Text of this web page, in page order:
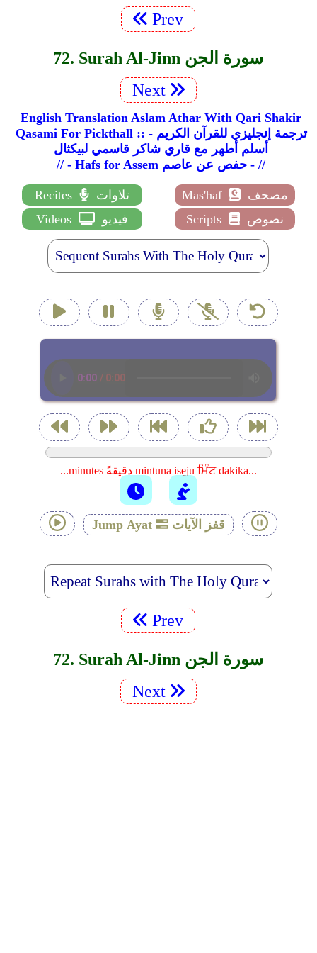
Prev
72. Surah Al-Jinn سورة الجن
Next
English Translation Aslam Athar With Qari Shakir
Qasami For Pickthall :: ترجمة إنجليزي للقرآن الكريم -
أسلم أطهر مع قاري شاكر قاسمي لبيكثال
// - Hafs for Assem حفص عن عاصم - //
Recites تلاوات Mas'haf
مصحف
Videos
فيديو Scripts نصوص
...minutes دقيقةً mintuna isẹju ਮਿੰਟ dakika...
Jump Ayat قفز الآيات
Prev
72. Surah Al-Jinn سورة الجن
Next